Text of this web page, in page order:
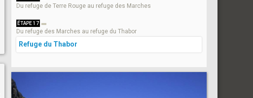
Du refuge de Terre Rouge au refuge des Marches
ÉTAPE 17
Du refuge des Marches au refuge du Thabor
Refuge du Thabor